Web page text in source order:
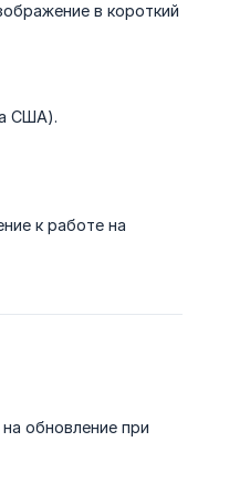
в короткий
США).
к работе на
обновление при